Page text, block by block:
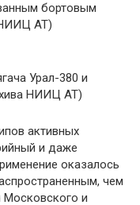
бортовым
НИИЦ АТ)
Урал-380 и
НИИЦ АТ)
активных
и даже
оказалось
чем
Московского и